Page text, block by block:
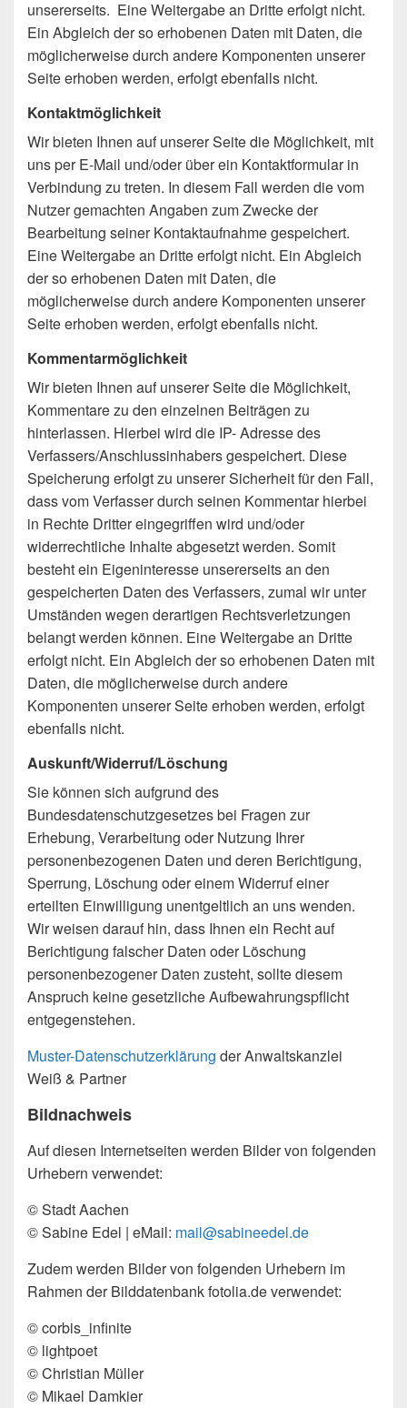
unsererseits. Eine Weitergabe an Dritte erfolgt nicht.
Ein Abgleich der so erhobenen Daten mit Daten, die
möglicherweise durch andere Komponenten unserer
Seite erhoben werden, erfolgt ebenfalls nicht.
Kontaktmöglichkeit
Wir bieten Ihnen auf unserer Seite die Möglichkeit, mit
uns per E-Mail und/oder über ein Kontaktformular in
Verbindung zu treten. In diesem Fall werden die vom
Nutzer gemachten Angaben zum Zwecke der
Bearbeitung seiner Kontaktaufnahme gespeichert.
Eine Weitergabe an Dritte erfolgt nicht. Ein Abgleich
der so erhobenen Daten mit Daten, die
möglicherweise durch andere Komponenten unserer
Seite erhoben werden, erfolgt ebenfalls nicht.
Kommentarmöglichkeit
Wir bieten Ihnen auf unserer Seite die Möglichkeit,
Kommentare zu den einzelnen Beiträgen zu
hinterlassen. Hierbei wird die IP- Adresse des
Verfassers/Anschlussinhabers gespeichert. Diese
Speicherung erfolgt zu unserer Sicherheit für den Fall,
dass vom Verfasser durch seinen Kommentar hierbei
in Rechte Dritter eingegriffen wird und/oder
widerrechtliche Inhalte abgesetzt werden. Somit
besteht ein Eigeninteresse unsererseits an den
gespeicherten Daten des Verfassers, zumal wir unter
Umständen wegen derartigen Rechtsverletzungen
belangt werden können. Eine Weitergabe an Dritte
erfolgt nicht. Ein Abgleich der so erhobenen Daten mit
Daten, die möglicherweise durch andere
Komponenten unserer Seite erhoben werden, erfolgt
ebenfalls nicht.
Auskunft/Widerruf/Löschung
Sie können sich aufgrund des
Bundesdatenschutzgesetzes bei Fragen zur
Erhebung, Verarbeitung oder Nutzung Ihrer
personenbezogenen Daten und deren Berichtigung,
Sperrung, Löschung oder einem Widerruf einer
erteilten Einwilligung unentgeltlich an uns wenden.
Wir weisen darauf hin, dass Ihnen ein Recht auf
Berichtigung falscher Daten oder Löschung
personenbezogener Daten zusteht, sollte diesem
Anspruch keine gesetzliche Aufbewahrungspflicht
entgegenstehen.
Muster-Datenschutzerklärung der Anwaltskanzlei
Weiß & Partner
Bildnachweis
Auf diesen Internetseiten werden Bilder von folgenden
Urhebern verwendet:
© Stadt Aachen
© Sabine Edel | eMail: mail@sabineedel.de
Zudem werden Bilder von folgenden Urhebern im
Rahmen der Bilddatenbank fotolia.de verwendet:
© corbis_infinite
© lightpoet
© Christian Müller
© Mikael Damkier